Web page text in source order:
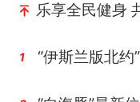
乐享全民健身
1 “伊斯兰版北约